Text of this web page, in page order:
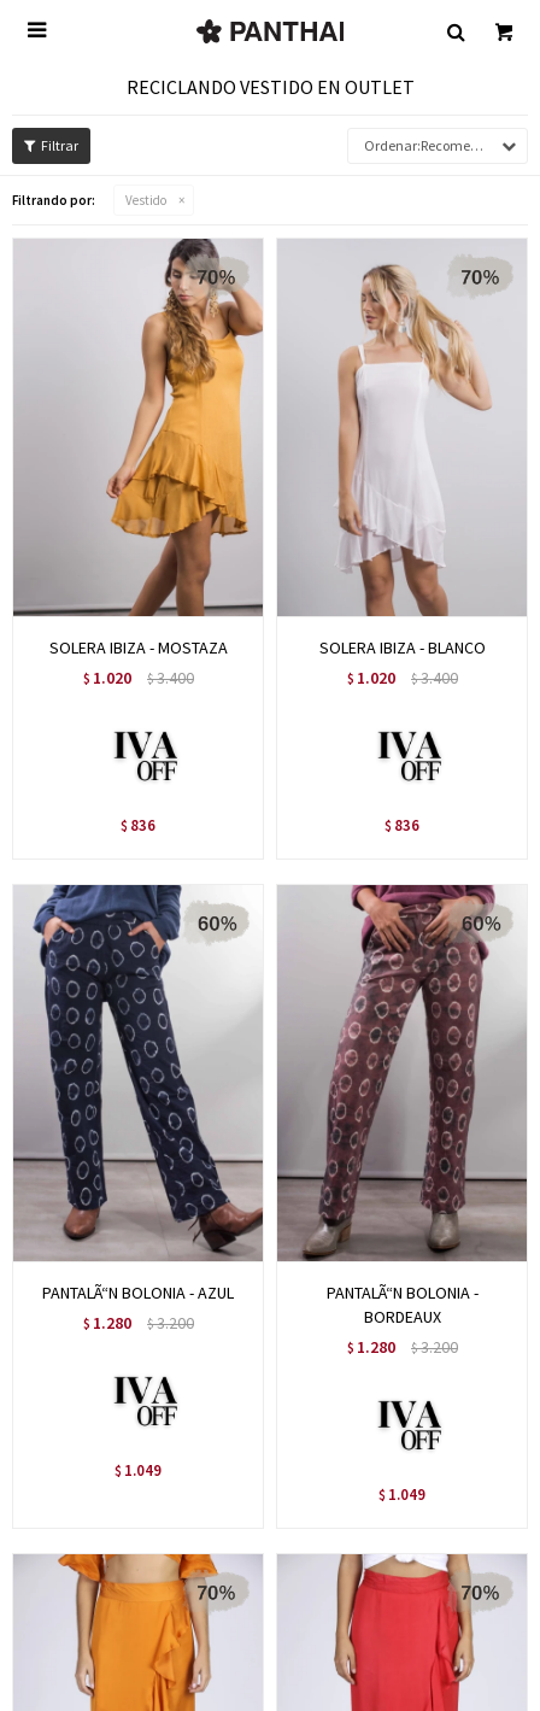

RECICLANDO VESTIDO EN OUTLET
Recomendados
Filtrando por: Vestido
SOLERA IBIZA - MOSTAZA
$ 1.020 $3.400
$ 836
SOLERA IBIZA - BLANCO
$ 1.020 $3.400
$ 836
PANTALÃ“N BOLONIA - AZUL
$ 1.280 $3.200
$ 1.049
PANTALÃ“N BOLONIA -
BORDEAUX
$ 1.280 $3.200
$ 1.049